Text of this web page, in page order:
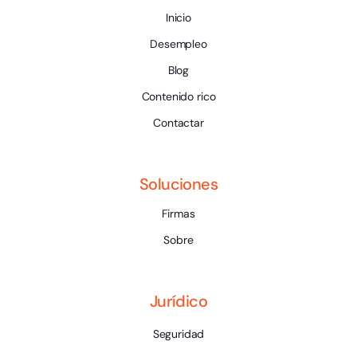
Inicio
Desempleo
Blog
Contenido rico
Contactar
Soluciones
Firmas
Sobre
Jurídico
Seguridad